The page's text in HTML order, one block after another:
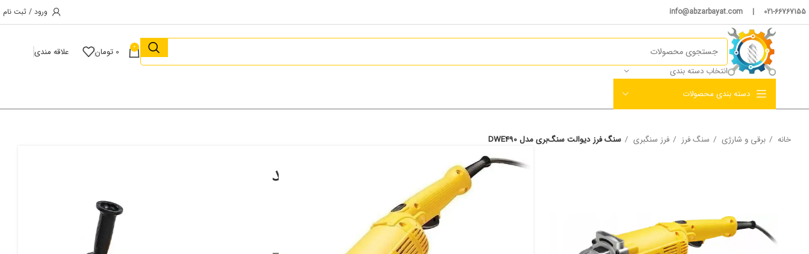
021-66767155 | info@abzarbayat.com ورود / ثبت نام
انتخاب دسته بندی
0
0 تومان علاقه مندی
دسته بندی محصولات
خانه برقی و شارژی سنگ فرز فرز سنگبری سنگ فرز دیوالت سنگ‌بری مدل DWE490
سنگ فرز دیوالت سنگ‌بری مدل DWE490
تومان